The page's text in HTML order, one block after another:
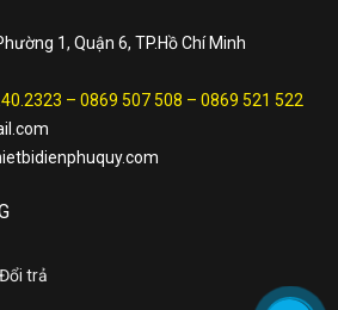
1, Quận 6, TP.Hồ Chí Minh
– 0869 507 508 – 0869 521 522
trả